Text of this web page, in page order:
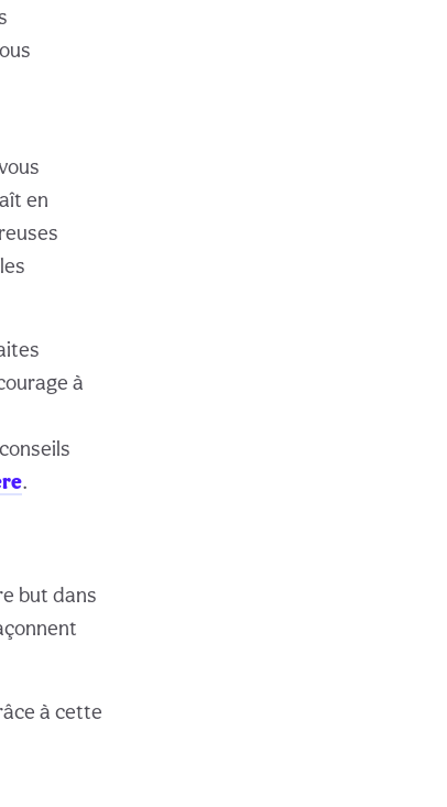
en
à
.
but dans
à cette